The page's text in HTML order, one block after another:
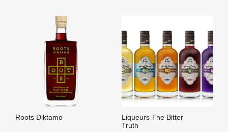
Roots Diktamo
Liqueurs The Bitter
Truth